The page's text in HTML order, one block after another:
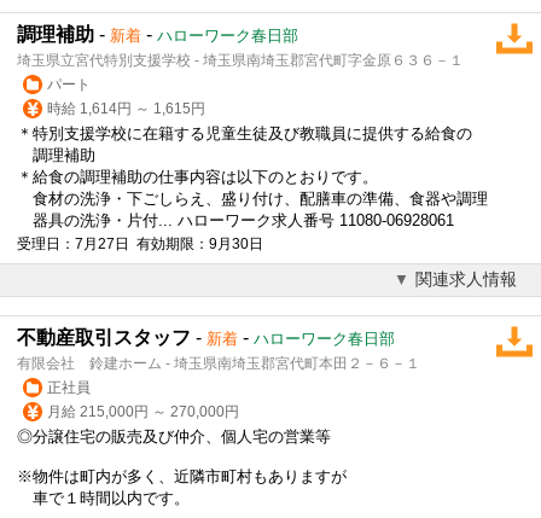
調理補助 - 新着 - ハローワーク春日部
埼玉県立宮代特別支援学校 - 埼玉県南埼玉郡宮代町字金原６３６－１
パート
時給 1,614円 ～ 1,615円
＊特別支援学校に在籍する児童生徒及び教職員に提供する給食の
調理補助
＊給食の調理補助の仕事内容は以下のとおりです。
食材の洗浄・下ごしらえ、盛り付け、配膳車の準備、食器や調理
器具の洗浄・片付... ハローワーク求人番号 11080-06928061
受理日：7月27日 有効期限：9月30日
関連求人情報
不動産取引スタッフ - 新着 - ハローワーク春日部
有限会社 鈴建ホーム - 埼玉県南埼玉郡宮代町本田２－６－１
正社員
月給 215,000円 ～ 270,000円
◎分譲住宅の販売及び仲介、個人宅の営業等
※物件は町内が多く、近隣市町村もありますが
車で１時間以内です。